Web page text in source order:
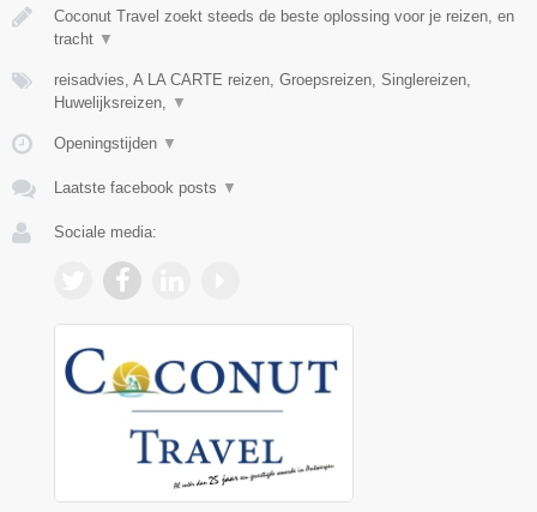
Coconut Travel zoekt steeds de beste oplossing voor je reizen, en
tracht ▼
reisadvies, A LA CARTE reizen, Groepsreizen, Singlereizen,
Huwelijksreizen,
▼
Openingstijden ▼
Laatste facebook posts ▼
Sociale media: